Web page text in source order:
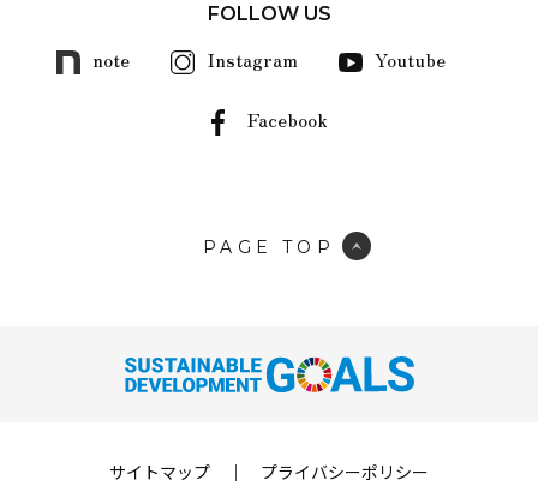
FOLLOW US
note Instagram Youtube
Facebook
PAGE TOP
サイトマップ ｜ プライバシーポリシー